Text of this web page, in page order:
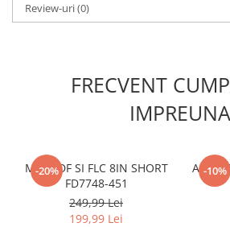
Review-uri(0)
FRECVENT
IMPREUNA
-20%
M NK DF SI FLC 8IN SHORT
FD7748-451
249,99 Lei
199,99 Lei
-10%
AIR